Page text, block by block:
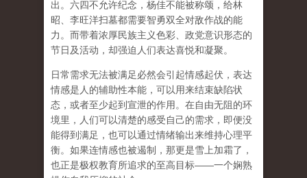
出。六四不允许纪念，杨佳不能被称颂，给林
昭、李旺洋扫墓都需要智勇双全对敌作战的能
力。而带着浓厚民族主义色彩、政党意识形态的
节日及活动，却强迫人们表达喜悦和凝聚。
日常需求无法被满足必然会引起情感起伏， 表达
情感是人的辅助性本能，可以用来结束缺陷状
态，或者至少起到宣泄的作用 。在自由无阻的环
境里，人们可以清楚的感受自己的需求，即便没
能得到满足，也可以通过情绪输出来维持心理平
衡。如果连情感也被遏制，那更是雪上加霜了，
也正是极权教育所追求的至高目标——一个娴熟